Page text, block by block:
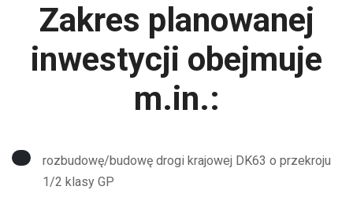
Zakres planowanej
inwestycji obejmuje
m.in.:
rozbudowę/budowę drogi krajowej DK63 o przekroju
1/2 klasy GP